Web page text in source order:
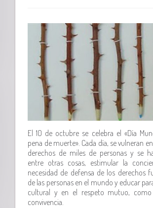
El 10 de octubre se celebra el «Día
pena de muerte». Cada día, se vulneran
derechos de miles de personas y se
entre otras cosas, estimular la
necesidad de defensa de los derechos
de las personas en el mundo y educar
cultural y en el respeto mutuo,
convivencia.